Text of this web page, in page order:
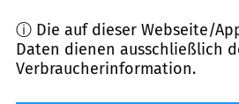
ⓘ Die auf dieser Webseite/
Daten dienen ausschließlich
Verbraucherinformation.